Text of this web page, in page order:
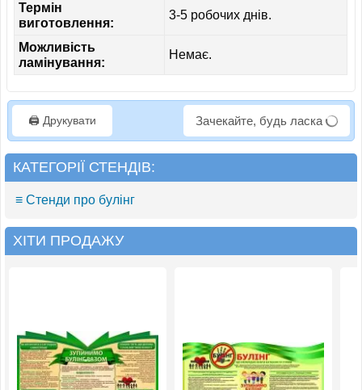
Термін
виготовлення:
3-5 робочих днів.
Можливість
ламінування:
Немає.
🖨️ Друкувати Зачекайте, будь ласка
КАТЕГОРІЇ СТЕНДІВ:
≡ Стенди про булінг
ХІТИ ПРОДАЖУ